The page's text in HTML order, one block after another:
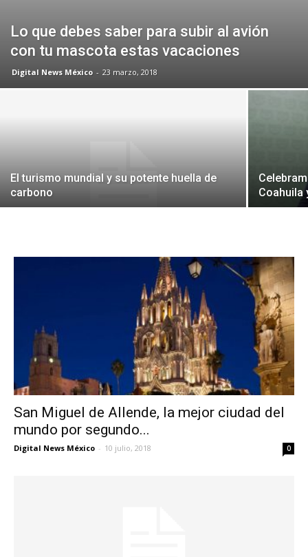
Lo que debes saber para subir al avión
con tu mascota estas vacaciones
Digital News México - 23 marzo, 2018
El turismo mundial y su potente huella de
carbono
Coahuila
San Miguel de Allende, la mejor ciudad del
mundo por segundo...
Digital News México - 10 julio, 2018 0